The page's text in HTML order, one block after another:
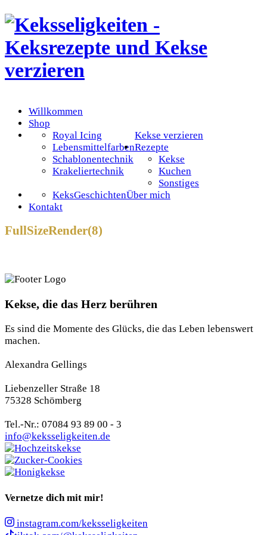
Willkommen
Shop
Kekse verzieren
Royal Icing
Lebensmittelfarben
Schablonentechnik
Krakeliertechnik
Rezepte
Kekse
Kuchen
Sonstiges
Über mich
KeksGeschichten
Kontakt
FullSizeRender(8)
Kekse, die das Herz berühren
Es sind die Momente des Glücks, die das Leben lebenswert
machen.
Alexandra Gellings
Liebenzeller Straße 18
75328 Schömberg
Tel.-Nr.: 07084 93 89 00 - 3
info@keksseligkeiten.de
Vernetze dich mit mir!
instagram.com/keksseligkeiten